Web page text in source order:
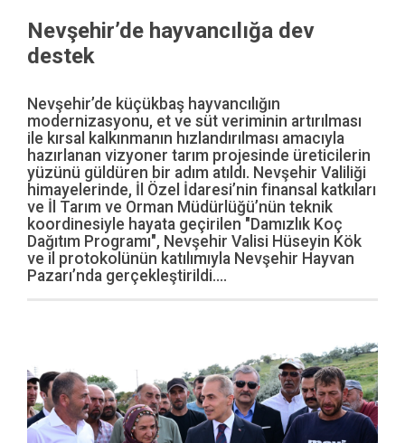
Nevşehir’de hayvancılığa dev
destek
Nevşehir’de küçükbaş hayvancılığın
modernizasyonu, et ve süt veriminin artırılması
ile kırsal kalkınmanın hızlandırılması amacıyla
hazırlanan vizyoner tarım projesinde üreticilerin
yüzünü güldüren bir adım atıldı. Nevşehir Valiliği
himayelerinde, İl Özel İdaresi’nin finansal katkıları
ve İl Tarım ve Orman Müdürlüğü’nün teknik
koordinesiyle hayata geçirilen "Damızlık Koç
Dağıtım Programı", Nevşehir Valisi Hüseyin Kök
ve il protokolünün katılımıyla Nevşehir Hayvan
Pazarı’nda gerçekleştirildi....